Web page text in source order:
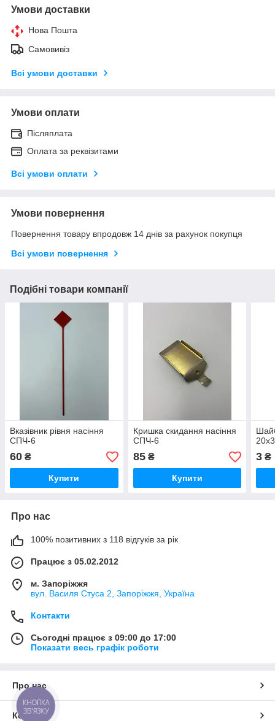
Умови доставки
Нова Пошта
Самовивіз
Всі умови доставки
Умови оплати
Післяплата
Оплата за реквізитами
Всі умови оплати
Умови повернення
Повернення товару впродовж 14 днів за рахунок покупця
Всі умови повернення
Подібні товари компанії
Вказівник рівня насіння
СПЧ-6
60 ₴
Купити
Кришка скидання насіння
СПЧ-6
85₴
Купити
3 ₴
Про нас
100% позитивних з 118 відгуків за рік
Працює з 05.02.2012
м. Запоріжжя
вул. Василя Стуса 2, Запоріжжя, Україна
Контакти
Сьогодні працює з 09:00 до 17:00
Показати весь графік роботи
Про нас
Контакти
КНОПКА
ЗВ'ЯЗКУ